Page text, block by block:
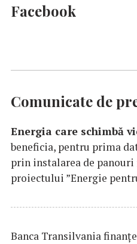
Facebook
Comunicate de
Energia care schimbă
beneficia, pentru prima
prin instalarea de
proiectului ”Energie
Banca Transilvania